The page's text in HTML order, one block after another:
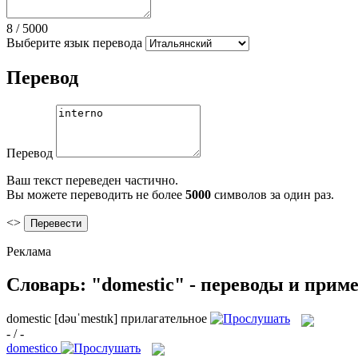
8 / 5000
Выберите язык перевода
Перевод
Перевод
Ваш текст переведен частично.
Вы можете переводить не более 5000 символов за один раз.
<>
Реклама
Словарь: "domestic" - переводы и
domestic [dəuˈmestɪk] прилагательное
- / -
domestico